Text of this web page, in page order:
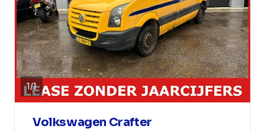
1/1
Volkswagen Crafter